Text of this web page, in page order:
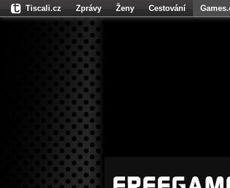
Tiscali.cz Zprávy Ženy Cestování
Fights.cz